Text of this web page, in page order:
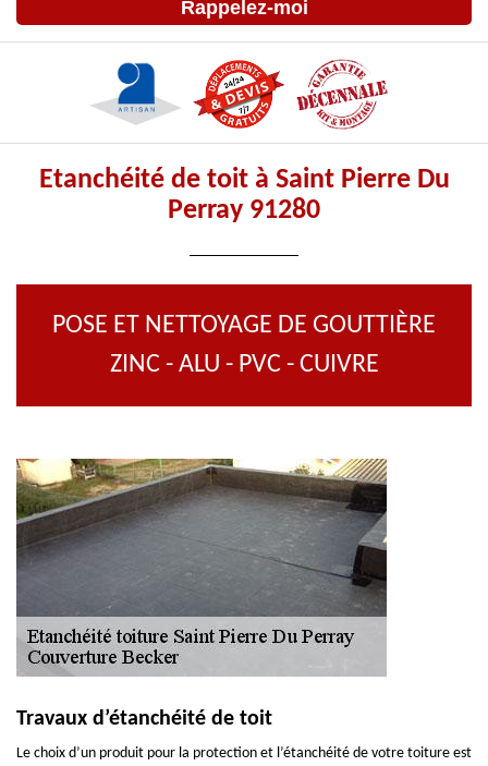
Etanchéité de toit à Saint Pierre Du
Perray 91280
POSE ET NETTOYAGE DE GOUTTIÈRE
ZINC - ALU - PVC - CUIVRE
Travaux d’étanchéité de toit
Le choix d’un produit pour la protection et l’étanchéité de votre toiture est